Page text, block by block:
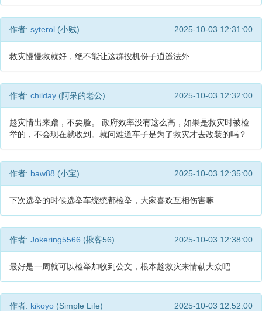
作者: syterol (小贼) 2025-10-03 12:31:00
救灾慢慢救就好，绝不能让这群投机份子逍遥法外
作者: childay (阿呆的老公) 2025-10-03 12:32:00
趁灾情出来蹭，不要脸。 政府效率没有这么高，如果是救灾时被检
举的，不会现在就收到。就问难道车子是为了救灾才去改装的吗？
作者: baw88 (小宝) 2025-10-03 12:35:00
下次选举的时候选举车统统都检举，大家喜欢互相伤害嘛
作者: Jokering5566 (揪客56) 2025-10-03 12:38:00
最好是一周就可以检举加收到公文，根本趁救灾来情勒大众吧
作者: kikoyo (Simple Life) 2025-10-03 12:52:00